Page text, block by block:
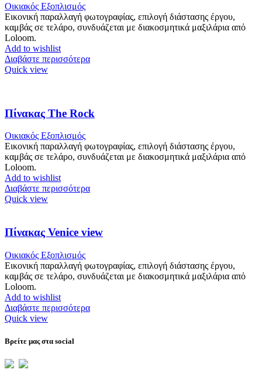
Οικιακός Εξοπλισμός
Εικονική παραλλαγή φωτογραφίας, επιλογή διάστασης έργου,
καμβάς σε τελάρο, συνδυάζεται με διακοσμητικά μαξιλάρια απὀ
Loloom.
Add to wishlist
Διαβάστε περισσότερα
Quick view
Πίνακας The Rock
Οικιακός Εξοπλισμός
Εικονική παραλλαγή φωτογραφίας, επιλογή διάστασης έργου,
καμβάς σε τελάρο, συνδυάζεται με διακοσμητικά μαξιλάρια απὀ
Loloom.
Add to wishlist
Διαβάστε περισσότερα
Quick view
Πίνακας Venice view
Οικιακός Εξοπλισμός
Εικονική παραλλαγή φωτογραφίας, επιλογή διάστασης έργου,
καμβάς σε τελάρο, συνδυάζεται με διακοσμητικά μαξιλάρια απὀ
Loloom.
Add to wishlist
Διαβάστε περισσότερα
Quick view
Βρείτε μας στα social